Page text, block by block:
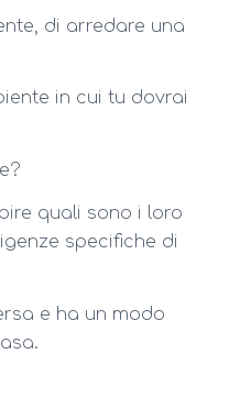
di arredare una
in cui tu dovrai
quali sono i loro
specifiche di
e ha un modo